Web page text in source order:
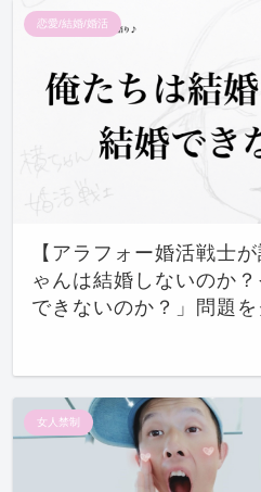
恋愛/結婚/婚活
【アラフォー婚活戦士
ゃんは結婚しないのか
できないのか？」問題を
女人禁制